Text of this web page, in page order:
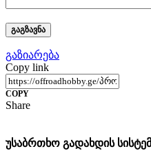
გაზიარება
Copy link
COPY
Share
უსაბრთხო გადახდის